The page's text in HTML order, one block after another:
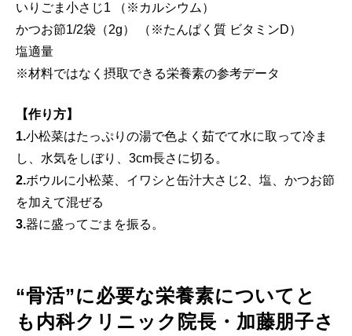
いりごま小さじ1 （※カルシウム）
かつお節1/2袋（2g） （※たんぱく質 ビタミンD）
塩適量
※材料ではなく摂取できる栄養素の参考データ
【作り方】
1.小松菜はたっぷりの湯で色よく茹でて水に取って冷ま
し、水気をしぼり、3cm長さに切る。
2.ボウルに小松菜、イワシと缶汁大さじ2、塩、かつお節
を加えて混ぜる
3.器に盛ってごまを振る。
“骨活”に必要な栄養素についてと
も内科クリニック院長・加藤朋子さ